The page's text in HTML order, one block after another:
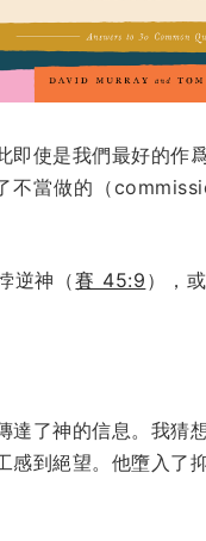
即使是我們最好的作
不當做的（
逆神（賽 45:9 ），
達了神的信息。我猜
感到絕望。他墮入了